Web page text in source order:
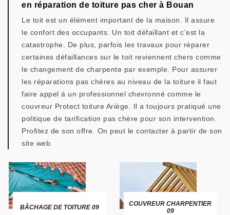
en réparation de toiture pas cher à Bouan
Le toit est un élément important de la maison. Il assure
le confort des occupants. Un toit défaillant et c’est la
catastrophe. De plus, parfois les travaux pour réparer
certaines défaillances sur le toit reviennent chers comme
le changement de charpente par exemple. Pour assurer
les réparations pas chères au niveau de la toiture il faut
faire appel à un professionnel chevronné comme le
couvreur Protect toiture Ariège. Il a toujours pratiqué une
politique de tarification pas chère pour son intervention.
Profitez de son offre. On peut le contacter à partir de son
site web.
BÂCHAGE DE TOITURE 09
COUVREUR CHARPENTIER
09